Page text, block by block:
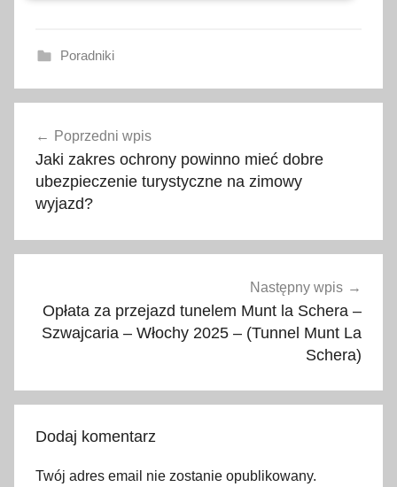
Poradniki
wpisu
Poprzedni wpis
Jaki zakres ochrony powinno mieć dobre
ubezpieczenie turystyczne na zimowy
wyjazd?
Następny wpis
Opłata za przejazd tunelem Munt la Schera –
Szwajcaria – Włochy 2025 – (Tunnel Munt La
Schera)
Dodaj komentarz
Twój adres email nie zostanie opublikowany.